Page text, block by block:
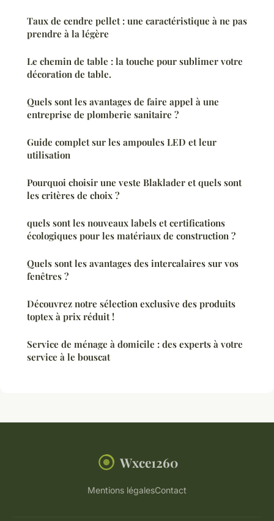
Taux de cendre pellet : une caractéristique à ne pas
prendre à la légère
Le chemin de table : la touche pour sublimer votre
décoration de table.
Quels sont les avantages de faire appel à une
entreprise de plomberie sanitaire ?
Guide complet sur les ampoules LED et leur
utilisation
Pourquoi choisir une veste Blaklader et quels sont
les critères de choix ?
quels sont les nouveaux labels et certifications
écologiques pour les matériaux de construction ?
Quels sont les avantages des intercalaires sur vos
fenêtres ?
Découvrez notre sélection exclusive des produits
toptex à prix réduit !
Service de ménage à domicile : des experts à votre
service à le bouscat
Wxce1260
Mentions légalesContact